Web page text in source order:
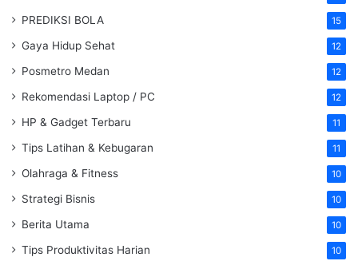
PREDIKSI BOLA 15
Gaya Hidup Sehat 12
Posmetro Medan 12
Rekomendasi Laptop / PC 12
HP & Gadget Terbaru 11
Tips Latihan & Kebugaran 11
Olahraga & Fitness 10
Strategi Bisnis 10
Berita Utama 10
Tips Produktivitas Harian 10